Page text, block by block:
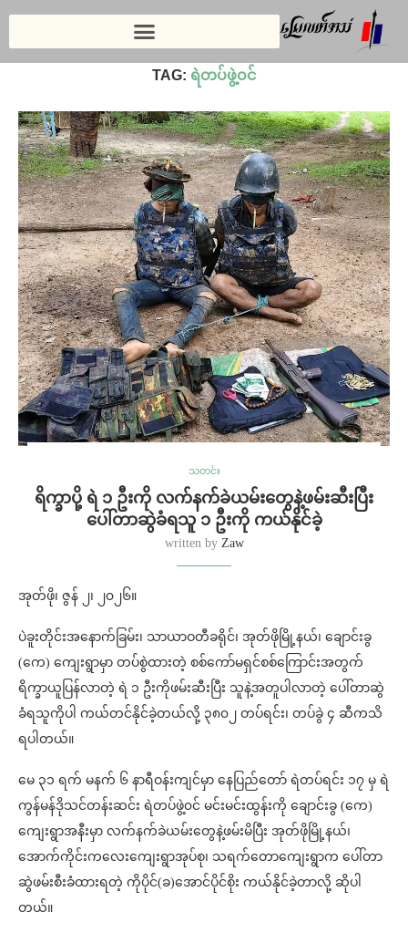
TAG: ရဲတပ်ဖွဲ့ဝင်
သတင်း
ရိက္ခာပို့ ရဲ ၁ ဦးကို လက်နက်ခဲယမ်းတွေနဲ့ဖမ်းဆီးပြီး
ပေါ်တာဆွဲခံရသူ ၁ ဦးကို ကယ်နိုင်ခဲ့
written by Zaw
အုတ်ဖို၊‌ ဇွန် ၂၊ ၂၀၂၆။
ပဲခူးတိုင်းအ‌နောက်ခြမ်း၊ သာယာဝတီခရိုင်၊ အုတ်ဖိုမြို့နယ်၊ ချောင်းခွ
(ကေ) ကျေးရွာမှာ တပ်စွဲထားတဲ့ စစ်ကော်မရှင်စစ်ကြောင်းအတွက်
ရိက္ခာယူပြန်လာတဲ့ ရဲ ၁ ဦးကိုဖမ်းဆီးပြီး သူနဲ့အတူပါလာတဲ့ ပေါ်တာဆွဲ
ခံရသူကိုပါ ကယ်တင်နိုင်ခဲ့တယ်လို့ ၃၈၀၂ တပ်ရင်း၊ တပ်ခွဲ ၄ ဆီကသိ
ရပါတယ်။
မေ ၃၁ ရက် မနက် ၆ နာရီဝန်းကျင်မှာ နေပြည်တော် ရဲတပ်ရင်း ၁၇ မှ ရဲ
ကွန်မန်ဒိုသင်တန်းဆင်း ရဲတပ်ဖွဲ့၀င် မင်းမင်းထွန်းကို ချောင်းခွ (ကေ)
ကျေးရွာအနီးမှာ လက်နက်ခဲယမ်းတွေနဲ့ဖမ်းမိပြီး အုတ်ဖိုမြို့နယ်၊
အောက်ကိုင်းကလေးကျေးရွာအုပ်စု၊ သရက်တောကျေးရွာက ပေါ်တာ
ဆွဲဖမ်းစီးခံထားရတဲ့ ကိုပိုင်(ခ)အောင်ပိုင်စိုး ကယ်နိုင်ခဲ့တာလို့ ဆိုပါ
တယ်။